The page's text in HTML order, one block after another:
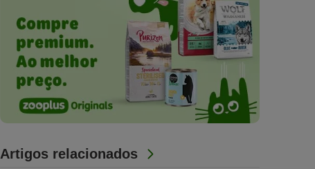
Artigos relacionados